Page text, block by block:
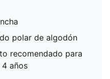
polar de algodón
recomendado para
años